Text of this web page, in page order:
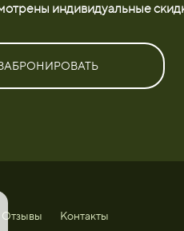
индивидуальные
Отзывы Контакты